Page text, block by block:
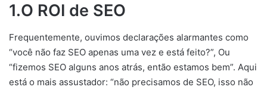
1.O ROI de SEO
Frequentemente, ouvimos declarações alarmantes como
“você não faz SEO apenas uma vez e está feito?”, Ou
“fizemos SEO alguns anos atrás, então estamos bem”. Aqui
está o mais assustador: “não precisamos de SEO, isso não